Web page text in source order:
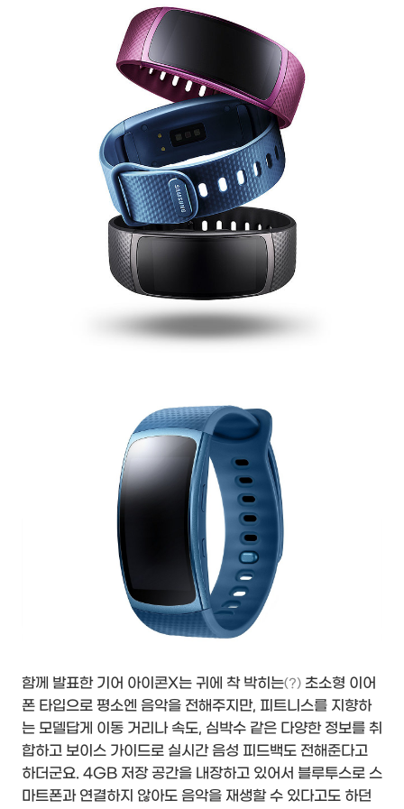
함께 발표한 기어 아이콘X는 귀에 착 박히는(?) 초소형 이어
폰 타입으로 평소엔 음악을 전해주지만, 피트니스를 지향하
는 모델답게 이동 거리나 속도, 심박수 같은 다양한 정보를 취
합하고 보이스 가이드로 실시간 음성 피드백도 전해준다고
하더군요. 4GB 저장 공간을 내장하고 있어서 블루투스로 스
마트폰과 연결하지 않아도 음악을 재생할 수 있다고도 하던